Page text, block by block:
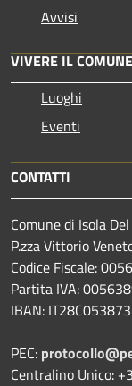
Avvisi
VIVERE IL COMUNE
Luoghi
Eventi
CONTATTI
Comune di Isola
P.zza Vittorio
Codice Fiscale:
Partita IVA:
IBAN:
PEC:
Centralino Unico: